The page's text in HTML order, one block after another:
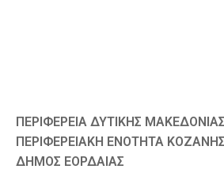
ΠΕΡΙΦΕΡΕΙΑ ΔΥΤΙΚΗΣ ΜΑΚΕΔΟΝΙΑΣ
ΠΕΡΙΦΕΡΕΙΑΚΗ ΕΝΟΤΗΤΑ ΚΟΖΑΝΗΣ
ΔΗΜΟΣ ΕΟΡΔΑΙΑΣ